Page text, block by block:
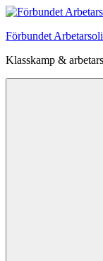
Hoppa
innehåll
Förbundet
Klasskamp &